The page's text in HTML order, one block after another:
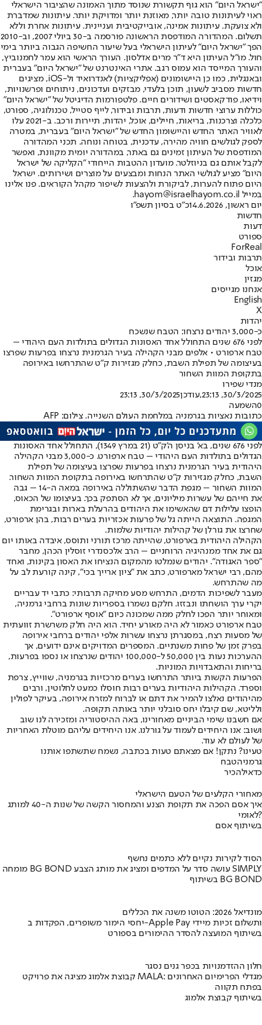
"ישראל היום" הוא גוף תקשורת שנוסד מתוך האמונה שהציבור הישראלי
ראוי לעיתונות טובה יותר, מאוזנת יותר ומדויקת יותר. עיתונות שמדברת
ולא צועקת. עיתונות אמינה, אובייקטיבית ועניינית. עיתונות אחרת וללא
תשלום. המהדורה המודפסת הראשונה פורסמה ב-30 ביולי 2007, וב-2010
הפך "ישראל היום" לעיתון הישראלי בעל שיעור החשיפה הגבוה ביותר בימי
חול. מו"ל העיתון היא ד"ר מרים אדלסון. העורך הראשי הוא עמר לחמנוביץ,
והעורך המייסד הוא עמוס רגב. אתרי האינטרנט של "ישראל היום" בעברית
ובאנגלית, כמו כן היישומונים (אפליקציות) לאנדרואיד ול-iOS, מציגים
חדשות מסביב לשעון, תוכן בלעדי, מבזקים ועדכונים, ניתוחים ופרשנויות,
וידיאו, פודקאסטים ושידורים חיים. פלטפורמות הדיגיטל של "ישראל היום"
כוללות ערוצי חדשות ודעות, תרבות ובידור, לייף סטייל, טכנולוגיה, ספורט,
כלכלה וצרכנות, בריאות, חיילים, אוכל, יהדות, תיירות ורכב. ב-2021 עלו
לאוויר האתר החדש והיישומון החדש של "ישראל היום" בעברית, במטרה
לספק לגולשים חוויה מהירה, עדכנית, בטוחה ונוחה. תכני המהדורה
המודפסת של העיתון זמינים גם באתר, במהדורה יומית מקוונת, ואפשר
לקבל אותם גם בניוזלטר. מועדון ההטבות הייחודי "הקליקה של ישראל
היום" מציע לגולשי האתר הנחות ומבצעים על מוצרים ושירותים. ישראל
היום פתוח להערות, לביקורת ולהצעות לשיפור מקהל הקוראים. פנו אלינו
במייל hayom@israelhayom.co.il.
יום ראשון, 14.6.2026
כ"ט בסיון תשפ"ו
חדשות
דעות
ספורט
ForReal
תרבות ובידור
אוכל
מגזין
אנחנו מגייסים
English
X
יהדות
כ-3,000 יהודים נרצחו: הטבח שנשכח
לפני 676 שנים התחולל אחד האסונות הגדולים בתולדות העם היהודי –
טבח ארפורט • אלפים מבני הקהילה בעיר הגרמנית נרצחו בפרעות שפרצו
בעיצומה של תפילת השבת, כחלק מגזירות ק"ט שהתרחשו באירופה
בתקופת המוות השחור
מנדי שפירו
30/3/2025, 23:13
,עודכן30/3/2025, 23:13
0השמעה
כתובות נאציות בגרמניה במלחמת העולם השנייה. צילום: AFP
לפני 676 שנים, בא' בניסן ה'ק"ט (21 במרץ 1349), התחולל אחד האסונות
הגדולים בתולדות העם היהודי – טבח ארפורט. כ-3,000 מבני הקהילה
היהודית בעיר הגרמנית נרצחו בפרעות שפרצו בעיצומה של תפילת
השבת, כחלק מגזירות ק"ט שהתרחשו באירופה בתקופת המוות השחור.
המוות השחור – מגפת הדבר שהשתוללה באירופה במאה ה-14 – גבה
את חייהם של עשרות מיליונים, אך לא הסתפק בכך. בעיצומו של הכאוס,
הופצו עלילות דם שהאשימו את היהודים בהרעלת בארות ובגרימת
המגפה. התוצאה הייתה גל של פרעות אכזריות בערים רבות, בהן ארפורט,
שחרצו את גורלן של קהילות יהודיות שלמות.
הקהילה היהודית בארפורט, שהייתה מרכז תורני ותוסס, איבדה באותו יום
גם את אחד ממנהיגיה הרוחניים – הרב אלכסנדרי זוסלין הכהן, מחבר
"ספר האגודה". יהודים שנמלטו מהמקום הנציחו את האסון בקינות, ואחד
מהם, רבי ישראל מארפורט, כתב את "ציון ארייך בכי", קינה קורעת לב על
מה שהתרחש.
מעבר לשפיכות הדמים, התרחש מסע מחיקה תרבותי: כתבי יד עבריים
יקרי ערך הושחתו ונבזזו. חלקם נשמרו בספריות שונות ברחבי גרמניה,
ומאוחר יותר הפכו לחלק ממה שמכונה כיום "אוסף ארפורט".
טבח ארפורט כאמור לא היה מאורע יחיד. הוא היה חלק משרשרת זוועתית
של מסעות רצח, במסגרתן נרצחו עשרות אלפי יהודים ברחבי אירופה
בפרק זמן של פחות משנתיים. המספרים המדויקים אינם ידועים, אך
ההערכות נעות בין 50,000 ל-100,000 יהודים שנרצחו או נספו בפרעות,
בריחות והתאבדויות המוניות.
הפרעות הקשות ביותר התרחשו בערים מרכזיות בגרמניה, שווייץ, צרפת
וספרד. הקהילות היהודיות בערים רבות חוסלו כמעט לחלוטין, ורבים
מהיהודים נאלצו להמיר את דתם או לברוח למזרח אירופה, בעיקר לפולין
ולליטא, שם קיבלו יחס סובלני יותר באותה תקופה.
אם חשבנו שימי הביניים מאחורינו, באה ההיסטוריה ומזכירה לנו שוב
ושוב: אנו היחידים לעמוד על גורלנו. אנו היחידים עליהם מוטלת האחריות
של לעולם לא עוד.
טעינו? נתקן! אם מצאתם טעות בכתבה, נשמח שתשתפו אותנו
גרמניהטבח
כדאילהכיר
מאחורי הקלעים של הטעם הישראלי
איך אסם הפכה את תקופת הצנע והמחסור הקשה של שנות ה-40 למותג
לאומי?
בשיתוף אסם
הסוד לקירות נקיים ללא כתמים נחשף
מומחה BG BOND עושה סדר על המדפים ומציג את מותג הצבע SIMPLY
בשיתוף BG BOND
מונדיאל 2026: הטוטו משנה את הכללים
יחסי הימור משופרים, הפקדות ב-Apple Pay ותשלום זכיות מיידי
בשיתוף המועצה להסדר ההימורים בספורט
חלון ההזדמנויות בכפר גנים נסגר
קבוצת אלמוג מציגה את פרויקט MALA: מגדלי הפרימיום האחרונים
בפתח תקווה
בשיתוף קבוצת אלמוג